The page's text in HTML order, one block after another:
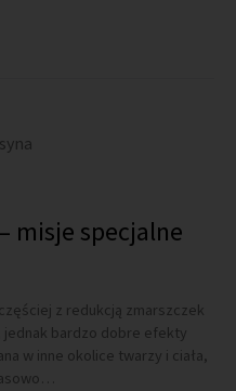
misje specjalne
z redukcją zmarszczek
bardzo dobre efekty
w inne okolice twarzy i ciała,